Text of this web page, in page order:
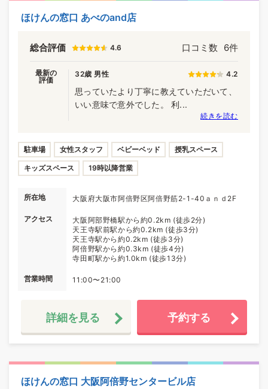
ほけんの窓口 あべのand店
総合評価 4.6 口コミ数 6件
最新の
評価
32歳 男性 4.2
思っていたより丁寧に教えていただいて、
いい意味で意外でした。 利...
続きを読む
駐車場 女性スタッフ ベビーベッド 授乳スペース
キッズスペース 19時以降営業
所在地 大阪府大阪市阿倍野区阿倍野筋2-1-40ａｎｄ2F
アクセス
大阪阿部野橋駅から約0.2km (徒歩2分)
天王寺駅前駅から約0.2km (徒歩3分)
天王寺駅から約0.2km (徒歩3分)
阿倍野駅から約0.3km (徒歩4分)
寺田町駅から約1.0km (徒歩13分)
営業時間 11:00〜21:00
詳細を見る 予約する
ほけんの窓口 大阪阿倍野センタービル店